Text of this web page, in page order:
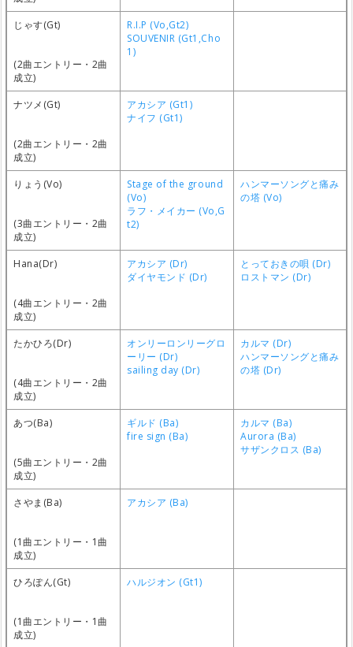
じゃす(Gt)
(2曲エントリー・2曲
成立)
R.I.P (Vo,Gt2)
SOUVENIR (Gt1,Cho
1)
ナツメ(Gt)
(2曲エントリー・2曲
成立)
アカシア (Gt1)
ナイフ (Gt1)
りょう(Vo)
(3曲エントリー・2曲
成立)
Stage of the ground
(Vo)
ラフ・メイカー (Vo,G
t2)
ハンマーソングと痛み
の塔 (Vo)
Hana(Dr)
(4曲エントリー・2曲
成立)
アカシア (Dr)
ダイヤモンド (Dr)
とっておきの唄 (Dr)
ロストマン (Dr)
たかひろ(Dr)
(4曲エントリー・2曲
成立)
オンリーロンリーグロ
ーリー (Dr)
sailing day (Dr)
カルマ (Dr)
ハンマーソングと痛み
の塔 (Dr)
あつ(Ba)
(5曲エントリー・2曲
成立)
ギルド (Ba)
fire sign (Ba)
カルマ (Ba)
Aurora (Ba)
サザンクロス (Ba)
さやま(Ba)
(1曲エントリー・1曲
成立)
アカシア (Ba)
ひろぽん(Gt)
(1曲エントリー・1曲
成立)
ハルジオン (Gt1)